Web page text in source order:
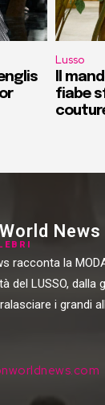
Lusso
Il
fiabe
News
racconta la
del LUSSO, dalla
i grandi